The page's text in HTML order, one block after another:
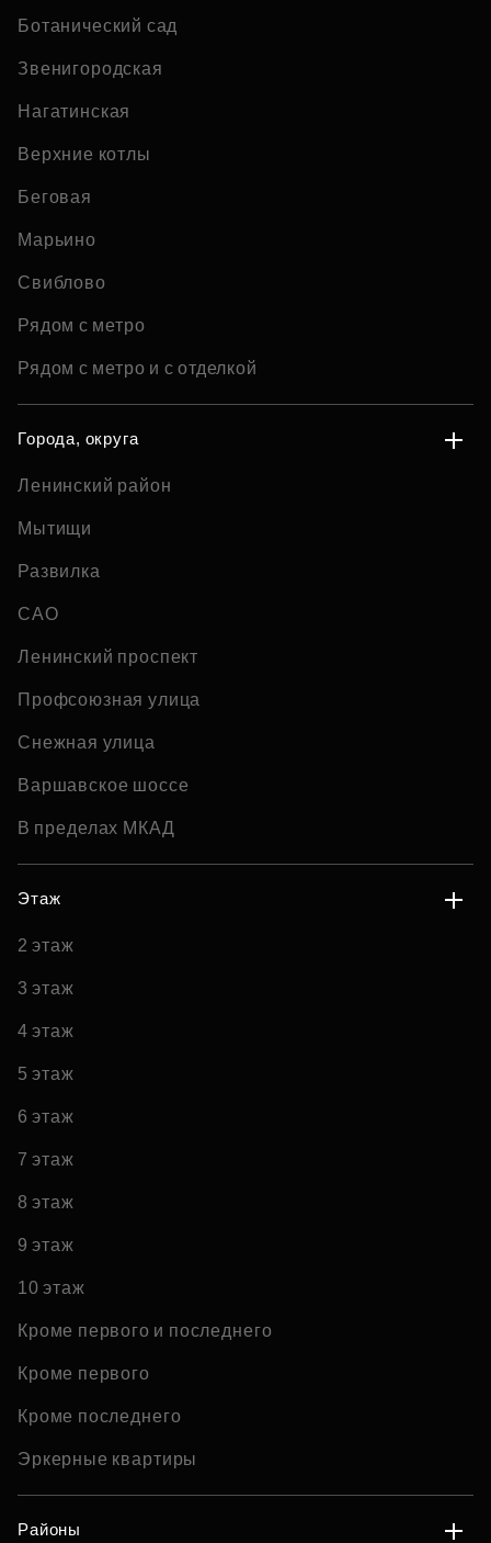
Ботанический сад
Звенигородская
Нагатинская
Верхние котлы
Беговая
Марьино
Свиблово
Рядом с метро
Рядом с метро и с отделкой
Города, округа
Ленинский район
Мытищи
Развилка
САО
Ленинский проспект
Профсоюзная улица
Снежная улица
Варшавское шоссе
В пределах МКАД
Этаж
2 этаж
3 этаж
4 этаж
5 этаж
6 этаж
7 этаж
8 этаж
9 этаж
10 этаж
Кроме первого и последнего
Кроме первого
Кроме последнего
Эркерные квартиры
Районы